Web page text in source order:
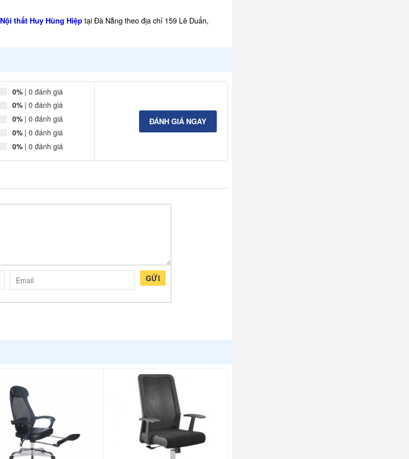
Nội thất Huy Hùng Hiệptại Đà Nẵng theo địa chỉ 159 Lê Duẩn,
0%| 0 đánh giá
0%| 0 đánh giá
0%| 0 đánh giá
0%| 0 đánh giá
0%| 0 đánh giá
ĐÁNH GIÁ NGAY
GỬI